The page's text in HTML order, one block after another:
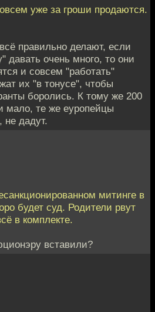
уже за гроши продаются.
правильно делают, если
давать очень много, то они
и совсем "работать"
их "в тонусе", чтобы
боролись. К тому же 200
мало, те же еуропейцы
не дадут.
митинге в
будет суд. Родители рвут
в комплекте.
вставили?